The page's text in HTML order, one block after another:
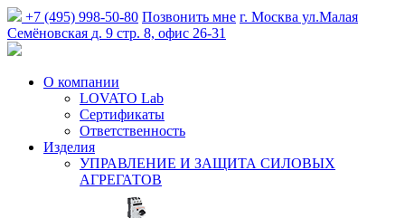
+7 (495) 998-50-80 Позвонить мне г. Москва ул.Малая
Семёновская д. 9 стр. 8, офис 26-31
О компании
LOVATO Lab
Сертификаты
Ответственность
Изделия
УПРАВЛЕНИЕ И ЗАЩИТА СИЛОВЫХ
АГРЕГАТОВ